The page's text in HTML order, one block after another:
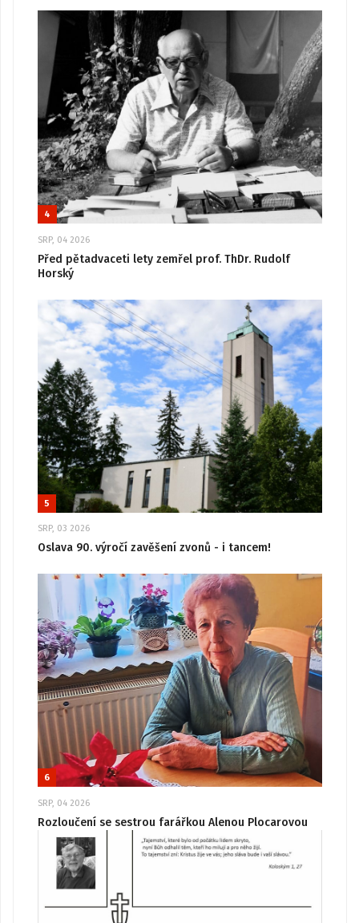
4
SRP, 04 2026
Před pětadvaceti lety zemřel prof. ThDr. Rudolf
Horský
5
SRP, 03 2026
Oslava 90. výročí zavěšení zvonů - i tancem!
6
SRP, 04 2026
Rozloučení se sestrou farářkou Alenou Plocarovou